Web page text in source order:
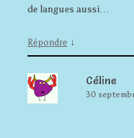
de langues aussi…
Répondre ↓
Céline
30